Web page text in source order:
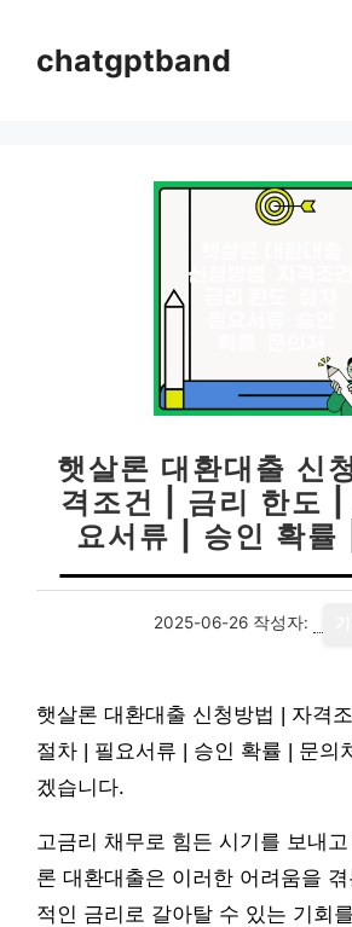
chatgptband
햇살론 대환대출 신
격조건 | 금리 한도
요서류 | 승인 확률
2025-06-26 작성자:
햇살론 대환대출 신청방법 | 자격
절차 | 필요서류 | 승인 확률 | 문의
겠습니다.
고금리 채무로 힘든 시기를 보내
론 대환대출은 이러한 어려움을
적인 금리로 갈아탈 수 있는 기회